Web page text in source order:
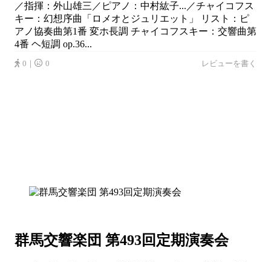
／指揮：外山雄三／ピアノ：中村紘子...／チャイコフス
キー：幻想序曲「ロメオとジュリエット」 リスト：ピ
アノ協奏曲第1番 変ホ長調 チャイコフスキー：交響曲第
4番 ヘ短調 op.36...
0｜ 0 レビューを書く
群馬交響楽団 第493回定期演奏会